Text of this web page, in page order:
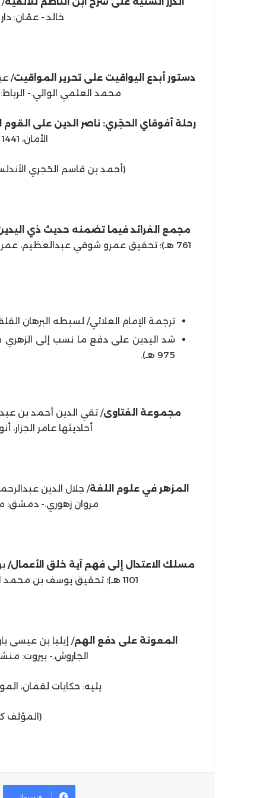
خالد.- عمّان: دار الفتح،
دستور أبدع اليواقيت على تحرير المواقيت
محمد العلمي الوالي.- الرباط: دار أبي رقراق،
رحلة أفوقاي الحجَري: ناصر الدين على القوم
الأمان، 1441 هـ، 2020 م، 176 ص.
(أحمد بن قاسم الحَجري
مجمع الفرائد فيما تضمنه حديث ذي
ترجمة الإمام العلائي/ لسبطه البرهان
شد اليدين على دفع ما نسب إلى
975 هـ).
مجموعة الفتاوى
أحاديثها عامر الجزار، أنور الباز، 1443 هـ،
المزهر في علوم اللغة
مروان زهوري.- دمشق: مؤسسة
مسلك الاعتدال إلى فهم آية خلق الأعمال/
1101 هـ)؛ تحقيق يوسف بن محمد العمراوي.- فاس، 1440 هـ، 2019 م، 106 ص.
المعونة على دفع الهم
الجاروش.- بيروت: منشورات
يليه: حكايات لقمان،
(المؤلف